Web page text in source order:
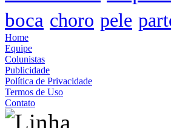
boca choro pele
Home
Equipe
Colunistas
Publicidade
Política de Privacidade
Termos de Uso
Contato